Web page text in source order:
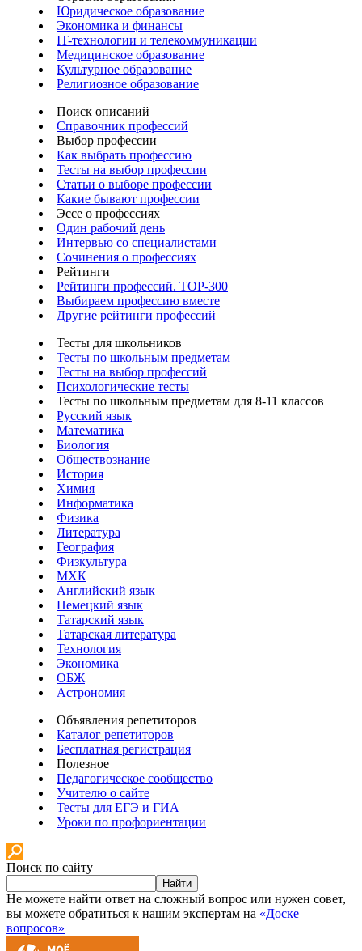
Юридическое образование
Экономика и финансы
IT-технологии и телекоммуникации
Медицинское образование
Культурное образование
Религиозное образование
Поиск описаний
Справочник профессий
Выбор профессии
Как выбрать профессию
Тесты на выбор профессии
Статьи о выборе профессии
Какие бывают профессии
Эссе о профессиях
Один рабочий день
Интервью со специалистами
Сочинения о профессиях
Рейтинги
Рейтинги профессий. TOP-300
Выбираем профессию вместе
Другие рейтинги профессий
Тесты для школьников
Тесты по школьным предметам
Тесты на выбор профессий
Психологические тесты
Тесты по школьным предметам для 8-11 классов
Русский язык
Математика
Биология
Обществознание
История
Химия
Информатика
Физика
Литература
География
Физкультура
МХК
Английский язык
Немецкий язык
Татарский язык
Татарская литература
Технология
Экономика
ОБЖ
Астрономия
Объявления репетиторов
Каталог репетиторов
Бесплатная регистрация
Полезное
Педагогическое сообщество
Учителю о сайте
Тесты для ЕГЭ и ГИА
Уроки по профориентации
Поиск по сайту
Найти
Не можете найти ответ на сложный вопрос или нужен совет,
вы можете обратиться к нашим экспертам на «Доске
вопросов»